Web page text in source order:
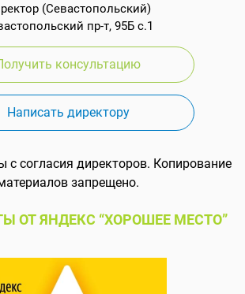
(Севастопольский)
пр-т, 95Б с.1
консультацию
Написать директору
согласия директоров. Копирование
запрещено.
ОТ ЯНДЕКС “ХОРОШЕЕ МЕСТО”